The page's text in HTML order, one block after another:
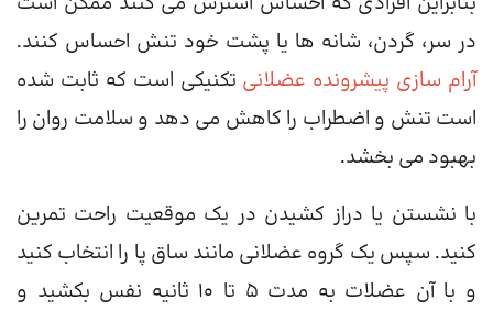
در سر، گردن، شانه ها یا پشت خود تنش احساس کنند.
آرام سازی پیشرونده عضلانی تکنیکی است که ثابت شده
است تنش و اضطراب را کاهش می دهد و سلامت روان را
بهبود می بخشد.
با نشستن یا دراز کشیدن در یک موقعیت راحت تمرین
کنید. سپس یک گروه عضلانی مانند ساق پا را انتخاب کنید
و با آن عضلات به مدت 5 تا 10 ثانیه نفس بکشید و